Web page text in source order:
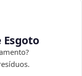
Esgoto